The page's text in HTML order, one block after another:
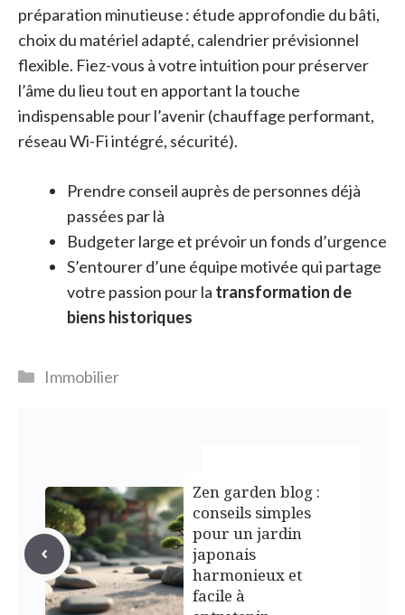
préparation minutieuse : étude approfondie du bâti,
choix du matériel adapté, calendrier prévisionnel
flexible. Fiez-vous à votre intuition pour préserver
l’âme du lieu tout en apportant la touche
indispensable pour l’avenir (chauffage performant,
réseau Wi-Fi intégré, sécurité).
Prendre conseil auprès de personnes déjà
passées par là
Budgeter large et prévoir un fonds d’urgence
S’entourer d’une équipe motivée qui partage
votre passion pour la transformation de
biens historiques
Catégories
Immobilier
Zen garden blog :
conseils simples
pour un jardin
japonais
harmonieux et
facile à